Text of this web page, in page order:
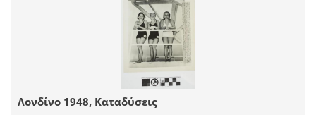
Λονδίνο 1948, Καταδύσεις